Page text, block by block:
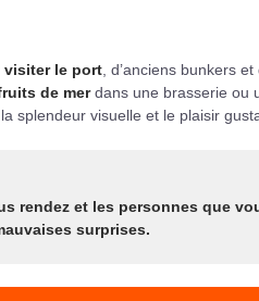
visiter le port , d’anciens bunkers
de merdans une brasserie ou
splendeur visuelle et le plaisir
rendez et les personnes que
surprises.